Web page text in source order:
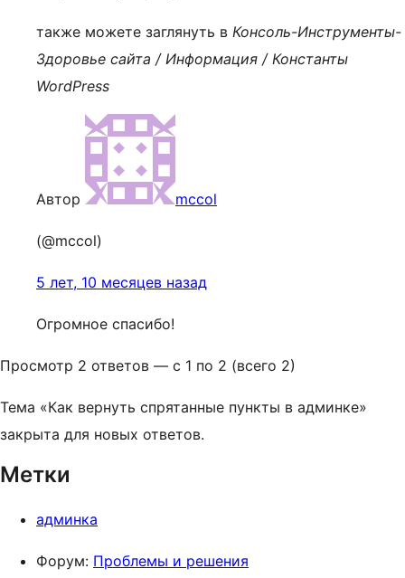
также можете заглянуть в Консоль-Инструменты-
Здоровье сайта / Информация / Константы
WordPress
Автор mccol
(@mccol)
5 лет, 10 месяцев назад
Огромное спасибо!
Просмотр 2 ответов — с 1 по 2 (всего 2)
Тема «Как вернуть спрятанные пункты в админке»
закрыта для новых ответов.
Метки
админка
Форум: Проблемы и решения